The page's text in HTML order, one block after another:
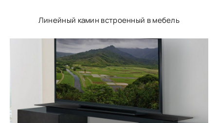
Линейный камин встроенный в мебель